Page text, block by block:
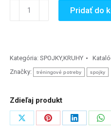
množstvo
Pridať do
Kategória: SPOJKY,KRUHY
Značky:
tréningové potreby spojky
Zdieľaj produkt
ZdieľaťZdieľaťZdieľať